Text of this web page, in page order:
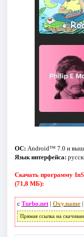
ОС: Android™ 7.0 и
Язык интерфейса:
Скачать программу
(71,8 МБ):
с Turbo.net| Oxy.name|
Прямая ссылка на